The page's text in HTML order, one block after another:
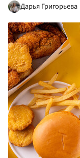
Дарья Григорьева